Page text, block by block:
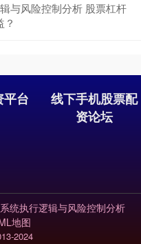
与风险控制分析 股票杠杆
平台
线下手机股票配
资论坛
统执行逻辑与风险控制分析
地图
2024